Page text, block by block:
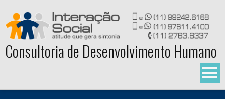
content
Consultoria de Desenvolvimento Humano